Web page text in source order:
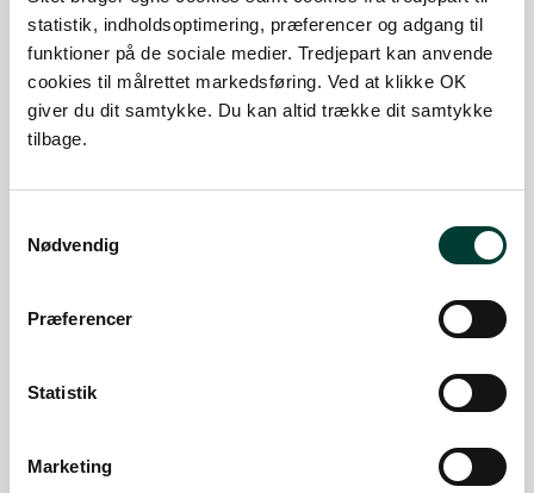
statistik, indholdsoptimering, præferencer og adgang til
funktioner på de sociale medier. Tredjepart kan anvende
cookies til målrettet markedsføring. Ved at klikke OK
giver du dit samtykke. Du kan altid trække dit samtykke
tilbage.
Nødvendig
Præferencer
Statistik
Marketing
Længde:3,2 km
Maks. stigning:12,5%
CYKELRUTE
Øhop til Baagø
MTB: Svendborg RØD